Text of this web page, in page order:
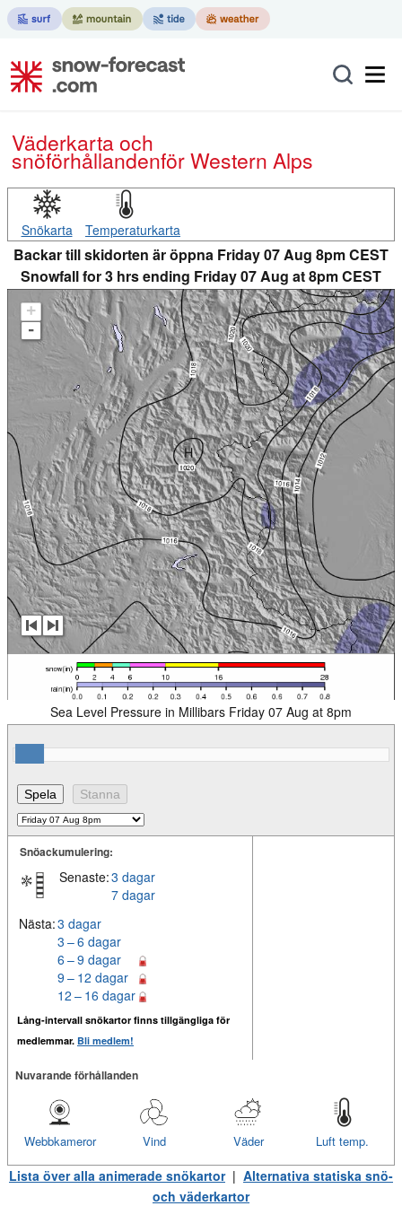
Väderkarta och
snöförhållandenför Western Alps
Snökarta Temperaturkarta
Backar till skidorten är öppna Friday 07 Aug 8pm CEST
Snowfall for 3 hrs ending Friday 07 Aug at 8pm CEST
+
-
Sea Level Pressure in Millibars Friday 07 Aug at 8pm
Snöackumulering:
Senaste:3 dagar
7 dagar
Nästa:3 dagar
3 – 6 dagar
6 – 9 dagar
9 – 12 dagar
12 – 16 dagar
Lång-intervall snökartor finns tillgängliga för
medlemmar. Bli medlem!
Nuvarande förhållanden
Luft temp.
Väder
Vind
Webbkameror
Lista över alla animerade snökartor| Alternativa statiska snö-
och väderkartor